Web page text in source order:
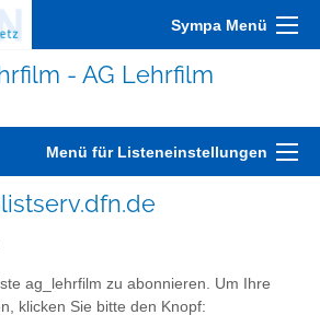
Sympa Menü
- AG Lehrfilm
Menü für Listeneinstellungen
ag_lehrfilm zu abonnieren. Um Ihre
klicken Sie bitte den Knopf: